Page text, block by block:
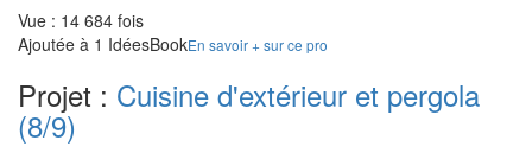
Vue : 14 684 fois
Ajoutée à 1 IdéesBookEn savoir + sur ce pro
Projet : Cuisine d'extérieur et pergola
(8/9)